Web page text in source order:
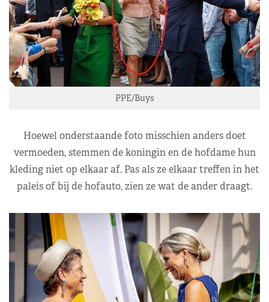
PPE/Buys
Hoewel onderstaande foto misschien anders doet
vermoeden, stemmen de koningin en de hofdame hun
kleding niet op elkaar af. Pas als ze elkaar treffen in het
paleis of bij de hofauto, zien ze wat de ander draagt.